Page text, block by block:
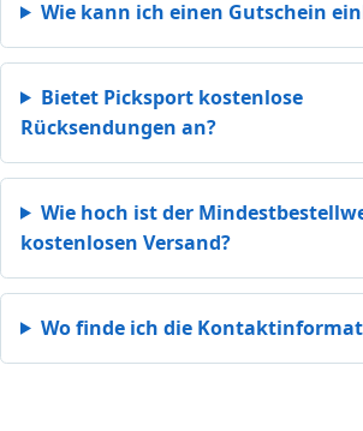
Wie kann ich einen Gutschein
Bietet Picksport kostenlose
Rücksendungen an?
Wie hoch ist der
kostenlosen Versand?
Wo finde ich die